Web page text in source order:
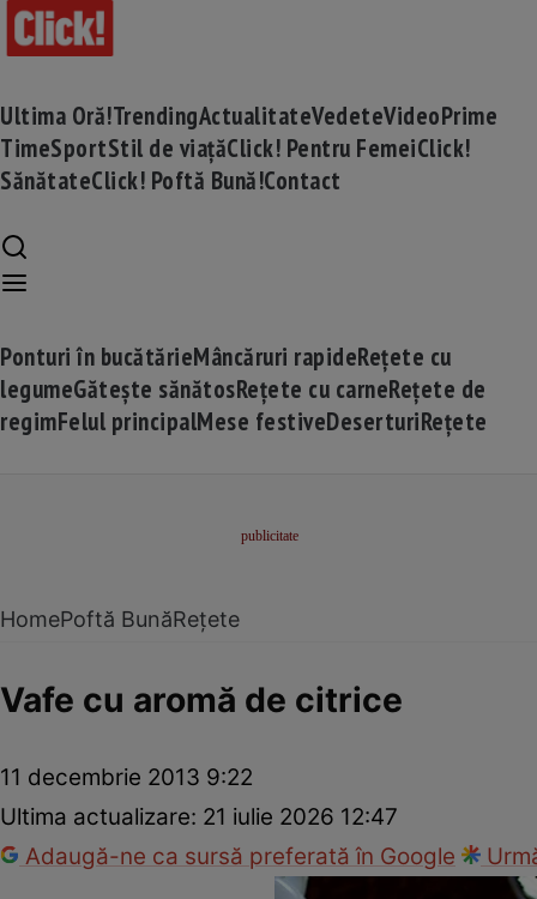
Ultima Oră!TrendingActualitateVedeteVideoPrime
TimeSportStil de viațăClick! Pentru FemeiClick!
SănătateClick! Poftă Bună!Contact
Ponturi în bucătărieMâncăruri rapideRețete cu
legumeGătește sănătosRețete cu carneRețete de
regimFelul principalMese festiveDeserturiRețete
HomePoftă BunăRețete
Vafe cu aromă de citrice
11 decembrie 2013 9:22
Ultima actualizare: 21 iulie 2026 12:47
Adaugă-ne ca sursă preferată în Google